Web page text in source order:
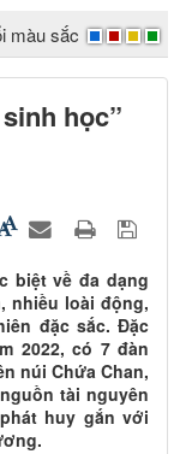
màu sắc
học”
biệt về đa dạng
nhiều loài động,
đặc sắc. Đặc
2022, có 7 đàn
núi Chứa Chan,
tài nguyên
huy gắn với